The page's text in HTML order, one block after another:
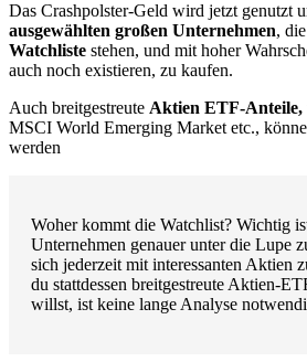
Das Crashpolster-Geld wird jetzt genutzt
ausgewählten großen Unternehmen,
Watchliste stehen, und mit hoher
auch noch existieren, zu kaufen.
Auch breitgestreute Aktien ETF-Anteile,
MSCI World Emerging Market etc.,
werden
Woher kommt die Watchlist? Wichtig
Unternehmen genauer unter die Lupe
sich jederzeit mit interessanten Aktien
du stattdessen breitgestreute Aktien-
willst, ist keine lange Analyse